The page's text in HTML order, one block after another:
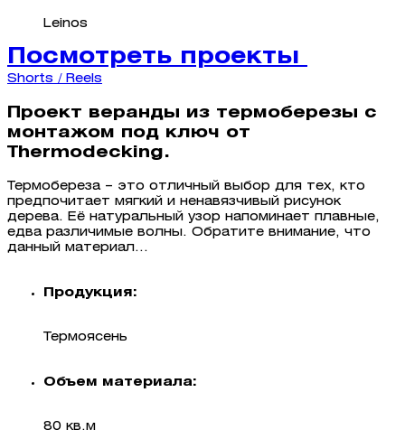
Leinos
Посмотреть проекты
Shorts / Reels
Проект веранды из термоберезы с
монтажом под ключ от
Thermodecking.
Термобереза – это отличный выбор для тех, кто
предпочитает мягкий и ненавязчивый рисунок
дерева. Её натуральный узор напоминает плавные,
едва различимые волны. Обратите внимание, что
данный материал...
Продукция:
Термоясень
Объем материала:
80 кв.м